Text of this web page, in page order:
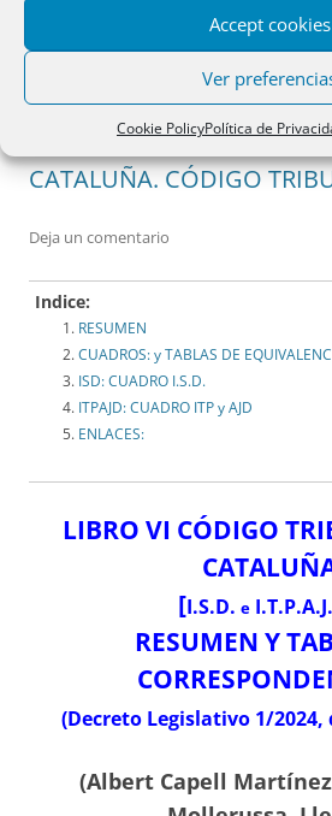
Accept cookies
Ver
Cookie PolicyPolítica de
CATALUÑA. CÓDIGO
Deja un comentario
Indice:
RESUMEN
CUADROS: y TABLAS DE
ISD: CUADRO I.S.D.
ITPAJD: CUADRO ITP y AJD
ENLACES:
LIBRO VI CÓDIGO
[I.S.D. e
RESUMEN Y
(Decreto Legislativo 1/2024,
(Albert Capell